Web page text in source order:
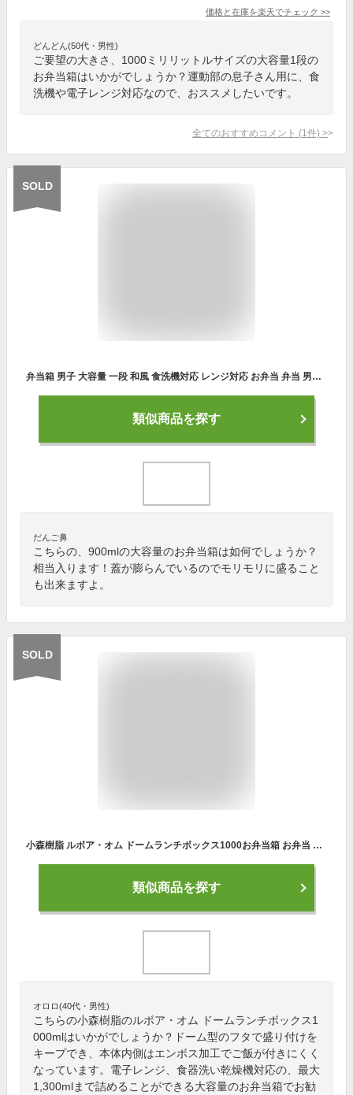
価格と在庫を楽天でチェック >>
どんどん(50代・男性)
ご要望の大きさ、1000ミリリットルサイズの大容量1段の
お弁当箱はいかがでしょうか？運動部の息子さん用に、食
洗機や電子レンジ対応なので、おススメしたいです。
全てのおすすめコメント (1 件) >
SOLD
弁当箱 男子 大容量 一段 和風 食洗機対応 レンジ対応 お弁当 弁当 男性 学生 STAPLE メンズ 1段ランチ 900ml プラスチック製 樹脂製 日本製 電子レンジ対応 食洗機対応
類似商品を探す
だんご鼻
こちらの、900mlの大容量のお弁当箱は如何でしょうか？
相当入ります！蓋が膨らんでいるのでモリモリに盛ること
も出来ますよ。
SOLD
小森樹脂 ルボア・オム ドームランチボックス1000お弁当箱 お弁当 ランチボックス 大容量 大きい 一段 1段 容量1,000ml 電子レンジ対応（フタ以外） 食洗機対応 メンズ 男性 男子 学生 部活 学校 通学 仕事 通勤 かっこいい オシャレ 日本製 部活男子 特盛弁当箱
類似商品を探す
オロロ(40代・男性)
こちらの小森樹脂のルボア・オム ドームランチボックス1
000mlはいかがでしょうか？ドーム型のフタで盛り付けを
キープでき、本体内側はエンボス加工でご飯が付きにくく
なっています。電子レンジ、食器洗い乾燥機対応の、最大
1,300mlまで詰めることができる大容量のお弁当箱でお勧